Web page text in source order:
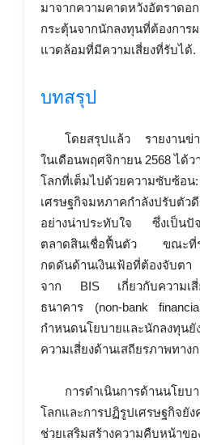
มาจากความคาดหวังอัตราดอ
กระตุ้นจากนักลงทุนที่ต้องการ
แวดล้อมที่มีความเสี่ยงที่รับได้.
บทสรุป
โดยสรุปแล้ว รายงานข่
ในเดือนพฤศจิกายน 2568 ได้
โลกที่เต็มไปด้วยความซับ
เศรษฐกิจมหภาคกำลังปรับตั
อย่างน่าประทับใจ ซึ่งเป็นปั
ตลาดสินเชื่อฟื้นตัว ขณะที่ร
กดดันด้านเงินเฟ้อที่ต้องจับต
จาก BIS เกี่ยวกับความเสี่ย
ธนาคาร (non-bank
กำหนดนโยบายและนักลงทุนยั
ความเสี่ยงด้านเสถียรภาพทาง
การดำเนินการด้านนโยบ
โลกและการปฏิรูปเศรษฐกิจยั
ช่วยเสริมสร้างความคืบหน้าข